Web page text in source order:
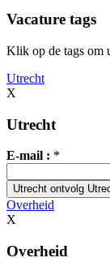
Vacature tags
Klik op de tags om
Utrecht
X
Utrecht
E-mail : *
Utrecht ontvolg
Overheid
X
Overheid